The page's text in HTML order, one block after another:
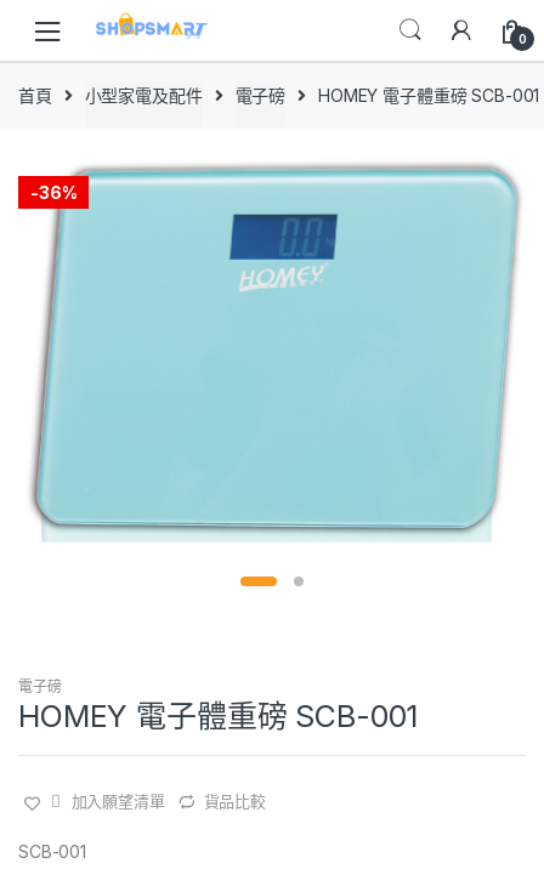
navigation
content
0
首頁 小型家電及配件 電子磅 HOMEY 電子體重磅 SCB-001
-36%
電子磅
HOMEY 電子體重磅 SCB-001
加入願望清單 貨品比較
SCB-001